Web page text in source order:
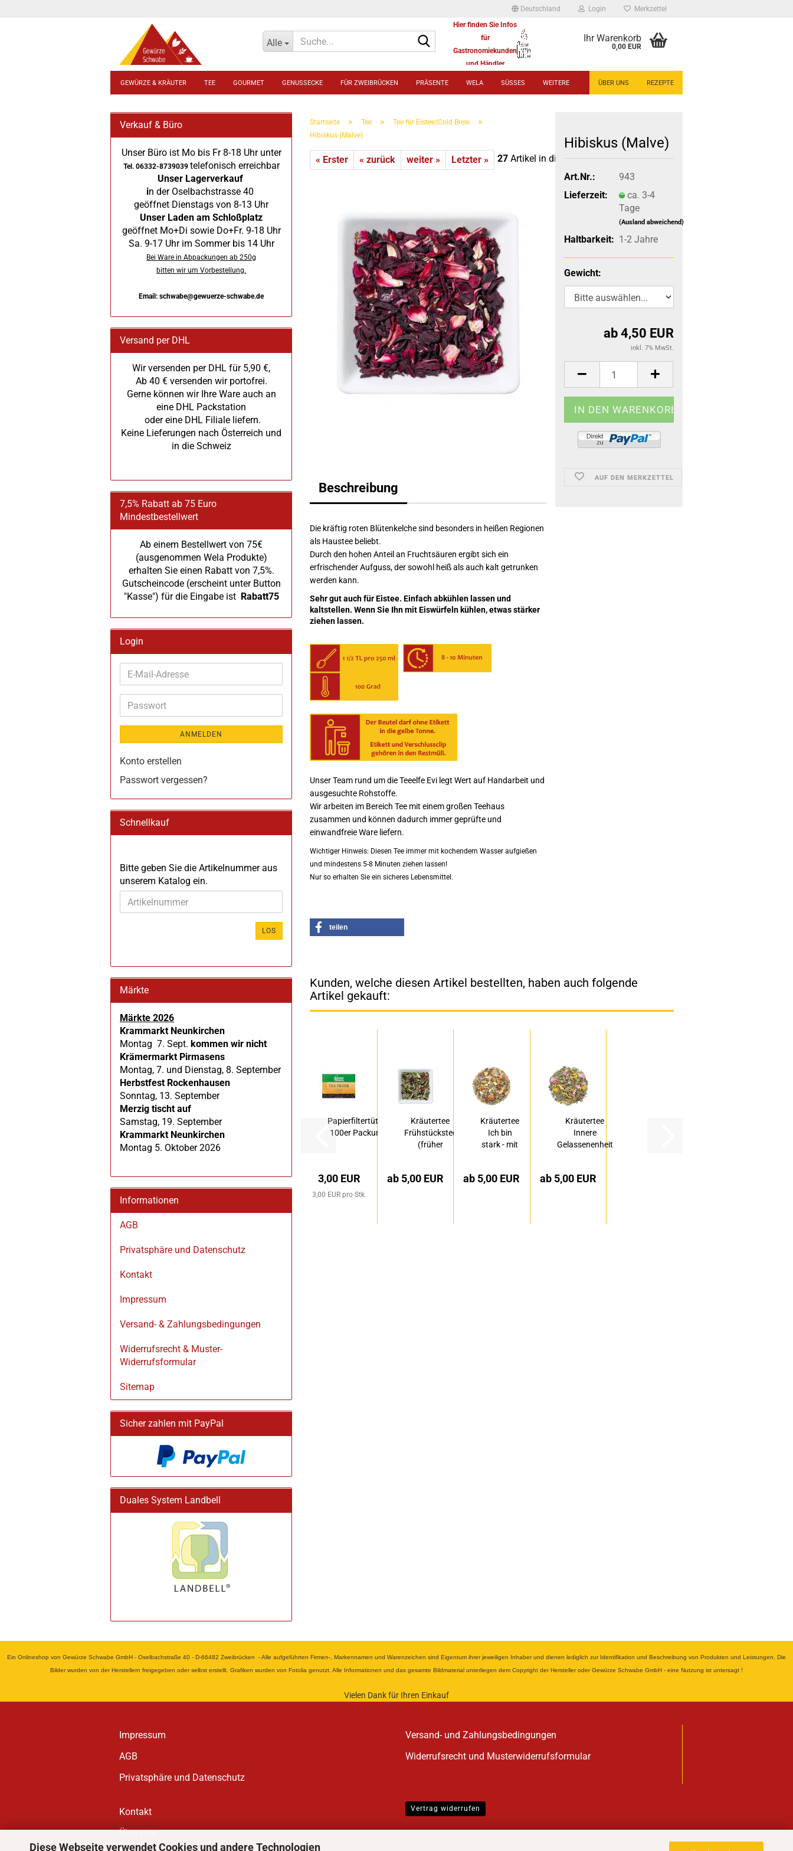
Diese Webseite verwendet Cookies und andere Technologien
Deutschland Login Merkzettel
Alle
Hier finden Sie Infos
für
Gastronomiekunden
und Händler
Ihr Warenkorb
0,00 EUR
GEWÜRZE & KRÄUTER TEE GOURMET GENUSSECKE FÜR ZWEIBRÜCKEN PRÄSENTE WELA SÜSSES ÜBER UNS REZEPTE
WEITERE
Startseite » Tee » Tee für Eistee/Cold Brew »
Hibiskus (Malve)
« Erster « zurück weiter » Letzter » 27 Artikel in dieser Kategorie
Hibiskus (Malve)
Art.Nr.:
943
Lieferzeit:
ca. 3-4
Tage
(Ausland abweichend)
Haltbarkeit: 1-2 Jahre
Gewicht:
ab 4,50 EUR
inkl. 7% MwSt.
AUF DEN MERKZETTEL
Beschreibung
Die kräftig roten Blütenkelche sind besonders in heißen Regionen
als Haustee beliebt.
Durch den hohen Anteil an Fruchtsäuren ergibt sich ein
erfrischender Aufguss, der sowohl heiß als auch kalt getrunken
werden kann.
Sehr gut auch für Eistee. Einfach abkühlen lassen und
kaltstellen. Wenn Sie Ihn mit Eiswürfeln kühlen, etwas stärker
ziehen lassen.
Unser Team rund um die Teeelfe Evi legt Wert auf Handarbeit und
ausgesuchte Rohstoffe.
Wir arbeiten im Bereich Tee mit einem großen Teehaus
zusammen und können dadurch immer geprüfte und
einwandfreie Ware liefern.
Wichtiger Hinweis: Diesen Tee immer mit kochendem Wasser aufgießen
und mindestens 5-8 Minuten ziehen lassen!
Nur so erhalten Sie ein sicheres Lebensmittel.
teilen
Kunden, welche diesen Artikel bestellten, haben auch folgende
Artikel gekauft:
Papierfiltertüten
100er Packung
3,00 EUR
3,00 EUR pro Stk.
Kräutertee
Frühstückstee
(früher
ab 5,00 EUR
Kräutertee
Ich bin
stark - mit
ab 5,00 EUR
Kräutertee
Innere
Gelassenenheit
ab 5,00 EUR
Verkauf & Büro
Unser Büro ist Mo bis Fr 8-18 Uhr unter
Tel. 06332-8739039 telefonisch erreichbar
Unser Lagerverkauf
in der Oselbachstrasse 40
geöffnet Dienstags von 8-13 Uhr
Unser Laden am Schloßplatz
geöffnet Mo+Di sowie Do+Fr. 9-18 Uhr
Sa. 9-17 Uhr im Sommer bis 14 Uhr
Bei Ware in Abpackungen ab 250g
bitten wir um Vorbestellung.
Email: schwabe@gewuerze-schwabe.de
Versand per DHL
Wir versenden per DHL für 5,90 €,
Ab 40 € versenden wir portofrei.
Gerne können wir Ihre Ware auch an
eine DHL Packstation
oder eine DHL Filiale liefern.
Keine Lieferungen nach Österreich und
in die Schweiz
7,5% Rabatt ab 75 Euro
Mindestbestellwert
Ab einem Bestellwert von 75€
(ausgenommen Wela Produkte)
erhalten Sie einen Rabatt von 7,5%.
Gutscheincode (erscheint unter Button
"Kasse") für die Eingabe ist Rabatt75
Login
E-
Mail-
Adresse
Passwort
ANMELDEN
Konto erstellen
Passwort vergessen?
Schnellkauf
BITTE
GEBEN
SIE
DIE
Bitte geben Sie die Artikelnummer aus
unserem Katalog ein.
LOS
Märkte
Märkte 2026
Krammarkt Neunkirchen
Montag 7. Sept. kommen wir nicht
Krämermarkt Pirmasens
Montag, 7. und Dienstag, 8. September
Herbstfest Rockenhausen
Sonntag, 13. September
Merzig tischt auf
Samstag, 19. September
Krammarkt Neunkirchen
Montag 5. Oktober 2026
Informationen
AGB
Privatsphäre und Datenschutz
Kontakt
Impressum
Versand- & Zahlungsbedingungen
Widerrufsrecht & Muster-
Widerrufsformular
Sitemap
Sicher zahlen mit PayPal
Duales System Landbell
Ein Onlineshop von Gewürze Schwabe GmbH - Oselbachstraße 40 - D-66482 Zweibrücken - Alle aufgeführten Firmen-, Markennamen und Warenzeichen sind Eigentum ihrer jeweiligen Inhaber und dienen lediglich zur Identifikation und Beschreibung von Produkten und Leistungen. Die
Bilder wurden von der Herstellern freigegeben oder selbst erstellt. Grafiken wurden von Fotolia genutzt. Alle Informationen und das gesamte Bildmaterial unterliegen dem Copyright der Hersteller oder Gewürze Schwabe GmbH - eine Nutzung ist untersagt !
Vielen Dank für Ihren Einkauf
Impressum
AGB
Privatsphäre und Datenschutz
Versand- und Zahlungsbedingungen
Widerrufsrecht und Musterwiderrufsformular
Kontakt
Über uns
Vertrag widerrufen